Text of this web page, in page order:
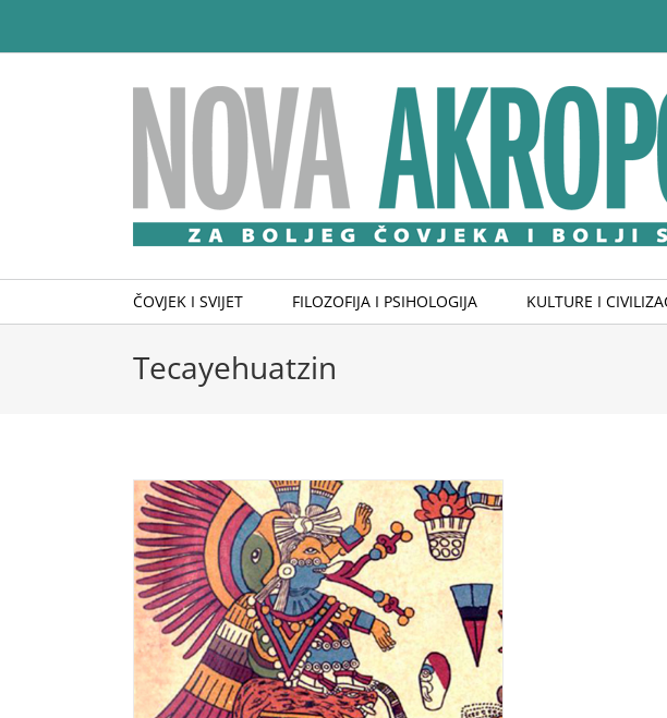
content
ČOVJEK I SVIJET FILOZOFIJA I PSIHOLOGIJA KULTURE I
Tecayehuatzin